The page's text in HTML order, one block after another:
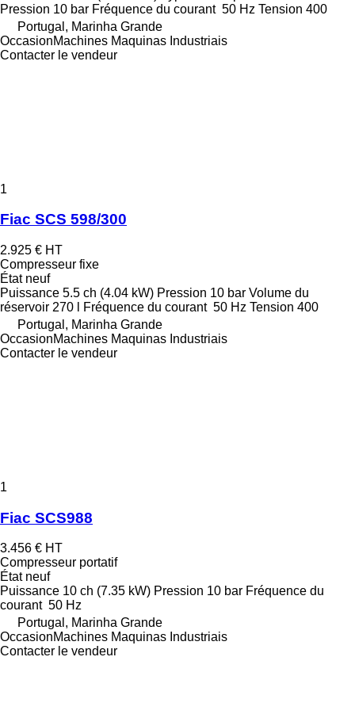
Pression 10 bar Fréquence du courant 50 Hz Tension 400
Portugal, Marinha Grande
OccasionMachines Maquinas Industriais
Contacter le vendeur
1
Fiac SCS 598/300
2.925 € HT
Compresseur fixe
Étatneuf
Puissance 5.5 ch (4.04 kW) Pression 10 bar Volume du
réservoir 270 l Fréquence du courant 50 Hz Tension 400
Portugal, Marinha Grande
OccasionMachines Maquinas Industriais
Contacter le vendeur
1
Fiac SCS988
3.456 € HT
Compresseur portatif
Étatneuf
Puissance 10 ch (7.35 kW) Pression 10 bar Fréquence du
courant 50 Hz
Portugal, Marinha Grande
OccasionMachines Maquinas Industriais
Contacter le vendeur